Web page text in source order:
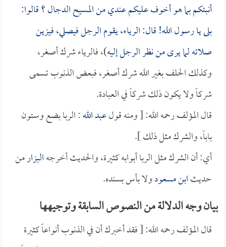
أنبئكم بما هو أخوف عليكم عندي منالمسيح الدجال؟ قالوا:
بلى يا رسول الله! قال: الرياء، يقوم الرجل فيصلي، فيزين
صلاته لما يرى من نظر الرجل إليه)، فالرياء شرك أصغر،
وكذلك الحلف بغير الله شرك أصغر، فبعض الذنوب تسمى
شركاً ولا يكون ذلك شركاً في العبادة.
قال المؤلف رحمه الله: [ ومنه قولعبد الله: الربا بضع وستون
باباً، والشرك مثل ذلك ].
أي: أن الشرك مثل الربا أبوابه كثيرة، والحديث أخرجهالبزارمن
حديثابن مسعودولا بأس بسنده.
بيان وجه الدلالة من النصوص السابقة وتوجيهها
قال المؤلف رحمه الله: [ فقد أخبرك أن في الذنوب أنواعاً كثيرة